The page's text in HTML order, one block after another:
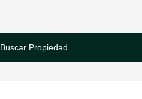
Buscar Propiedad